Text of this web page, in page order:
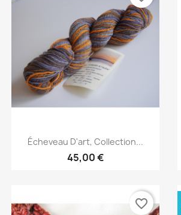
Aperçu rapide
Écheveau D'art, Collection...
45,00 €
favorite_border